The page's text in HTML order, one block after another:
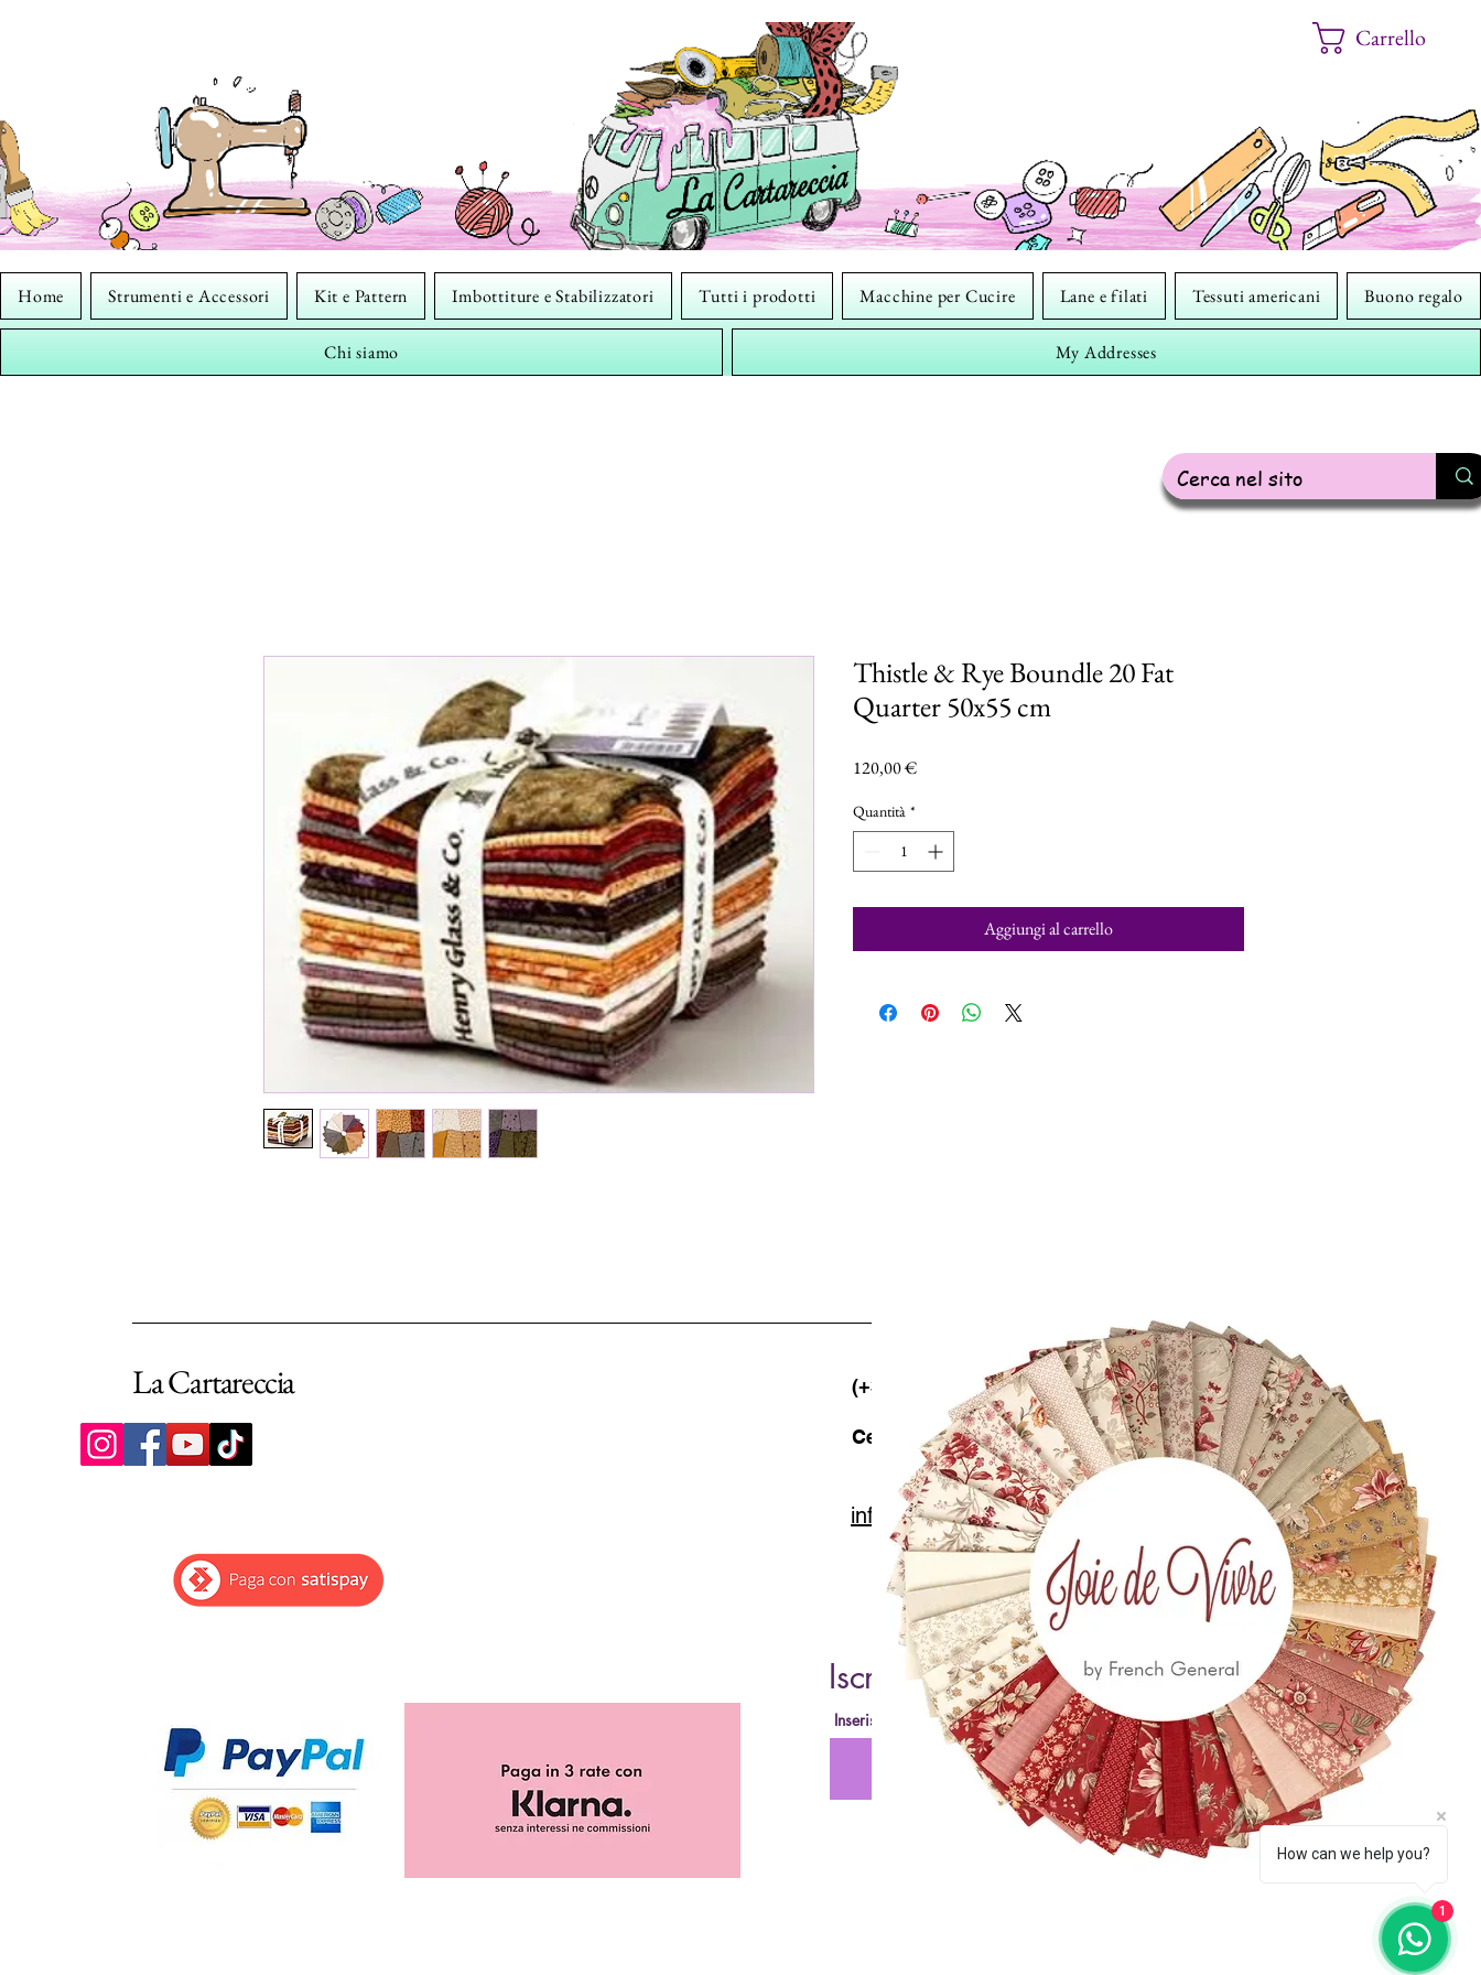
Carrello
Home Strumenti e Accessori Kit e Pattern Imbottiture e Stabilizzatori Tutti i prodotti Macchine per Cucire Lane e filati Tessuti americani Buono regalo
Chi siamo My Addresses
Thistle & Rye Boundle 20 Fat
Quarter 50x55 cm
120,00 €Prezzo
Quantità *
Aggiungi al carrello
La Cartareccia (+39) 06 523 510 18
Cell. 347 49 65 650
Via Costantino
Beschi, 13c - ROMA
info@lacartareccia.com
Iscriviti alla Newsletter
Inserisci la tua Email
Iscriviti
How can we help you?
1